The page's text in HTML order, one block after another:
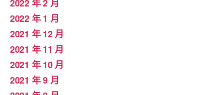
2022 年 2 月
2022 年 1 月
2021 年 12 月
2021 年 11 月
2021 年 10 月
2021 年 9 月